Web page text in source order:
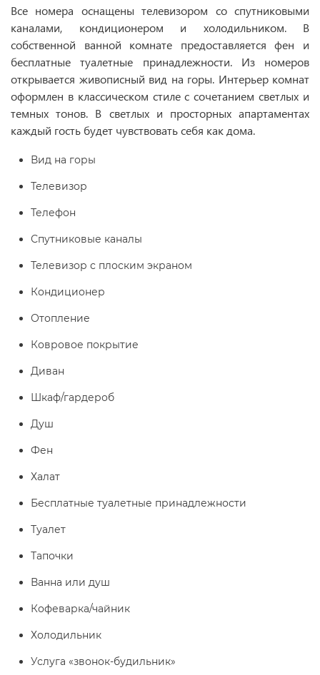
Все номера оснащены телевизором со спутниковыми
каналами, кондиционером и холодильником. В
собственной ванной комнате предоставляется фен и
бесплатные туалетные принадлежности. Из номеров
открывается живописный вид на горы. Интерьер комнат
оформлен в классическом стиле с сочетанием светлых и
темных тонов. В светлых и просторных апартаментах
каждый гость будет чувствовать себя как дома.
Вид на горы
Телевизор
Телефон
Спутниковые каналы
Телевизор с плоским экраном
Кондиционер
Отопление
Ковровое покрытие
Диван
Шкаф/гардероб
Душ
Фен
Халат
Бесплатные туалетные принадлежности
Туалет
Тапочки
Ванна или душ
Кофеварка/чайник
Холодильник
Услуга «звонок-будильник»